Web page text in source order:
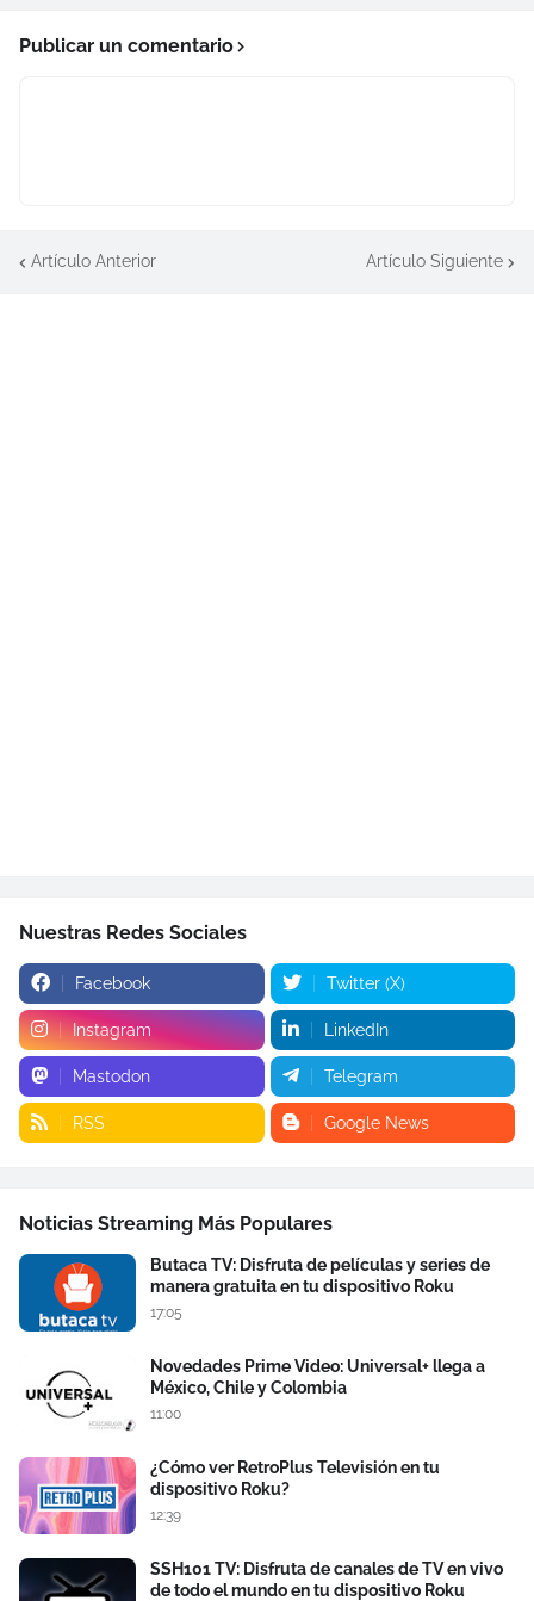
Publicar un comentario
Artículo Anterior Artículo Siguiente
Nuestras Redes Sociales
Facebook Twitter (X)
Instagram LinkedIn
Mastodon Telegram
RSS Google News
Noticias Streaming Más Populares
Butaca TV: Disfruta de películas y series de
manera gratuita en tu dispositivo Roku
17:05
Novedades Prime Video: Universal+ llega a
México, Chile y Colombia
11:00
¿Cómo ver RetroPlus Televisión en tu
dispositivo Roku?
12:39
SSH101 TV: Disfruta de canales de TV en vivo
de todo el mundo en tu dispositivo Roku